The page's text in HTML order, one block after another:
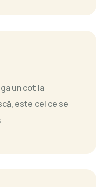
un cot la
este cel ce se